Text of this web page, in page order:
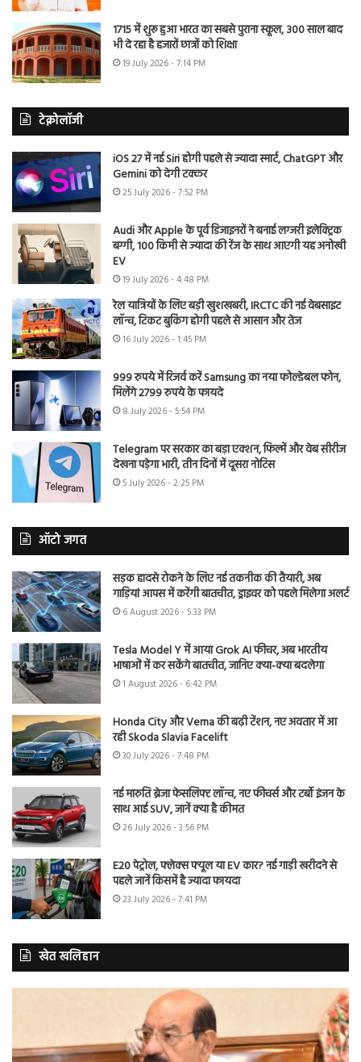
1715 में शुरू हुआ भारत का सबसे पुराना स्कूल, 300 साल बाद
भी दे रहा है हजारों छात्रों को शिक्षा
19 July 2026 - 7:14 PM
टेक्नोलॉजी
iOS 27 में नई Siri होगी पहले से ज्यादा स्मार्ट, ChatGPT और
Gemini को देगी टक्कर
25 July 2026 - 7:52 PM
Audi और Apple के पूर्व डिजाइनरों ने बनाई लग्जरी इलेक्ट्रिक
बग्गी, 100 किमी से ज्यादा की रेंज के साथ आएगी यह अनोखी
EV
19 July 2026 - 4:48 PM
रेल यात्रियों के लिए बड़ी खुशखबरी, IRCTC की नई वेबसाइट
लॉन्च, टिकट बुकिंग होगी पहले से आसान और तेज
16 July 2026 - 1:45 PM
999 रुपये में रिजर्व करें Samsung का नया फोल्डेबल फोन,
मिलेंगे 2799 रुपये के फायदे
8 July 2026 - 5:54 PM
Telegram पर सरकार का बड़ा एक्शन, फिल्में और वेब सीरीज
देखना पड़ेगा भारी, तीन दिनों में दूसरा नोटिस
5 July 2026 - 2:25 PM
ऑटो जगत
सड़क हादसे रोकने के लिए नई तकनीक की तैयारी, अब
गाड़ियां आपस में करेंगी बातचीत, ड्राइवर को पहले मिलेगा अलर्ट
6 August 2026 - 5:33 PM
Tesla Model Y में आया Grok AI फीचर, अब भारतीय
भाषाओं में कर सकेंगे बातचीत, जानिए क्या-क्या बदलेगा
1 August 2026 - 6:42 PM
Honda City और Verna की बढ़ी टेंशन, नए अवतार में आ
रही Skoda Slavia Facelift
30 July 2026 - 7:48 PM
नई मारुति ब्रेजा फेसलिफ्ट लॉन्च, नए फीचर्स और टर्बो इंजन के
साथ आई SUV, जानें क्या है कीमत
26 July 2026 - 3:56 PM
E20 पेट्रोल, फ्लेक्स फ्यूल या EV कार? नई गाड़ी खरीदने से
पहले जानें किसमें है ज्यादा फायदा
23 July 2026 - 7:41 PM
खेत खलिहान